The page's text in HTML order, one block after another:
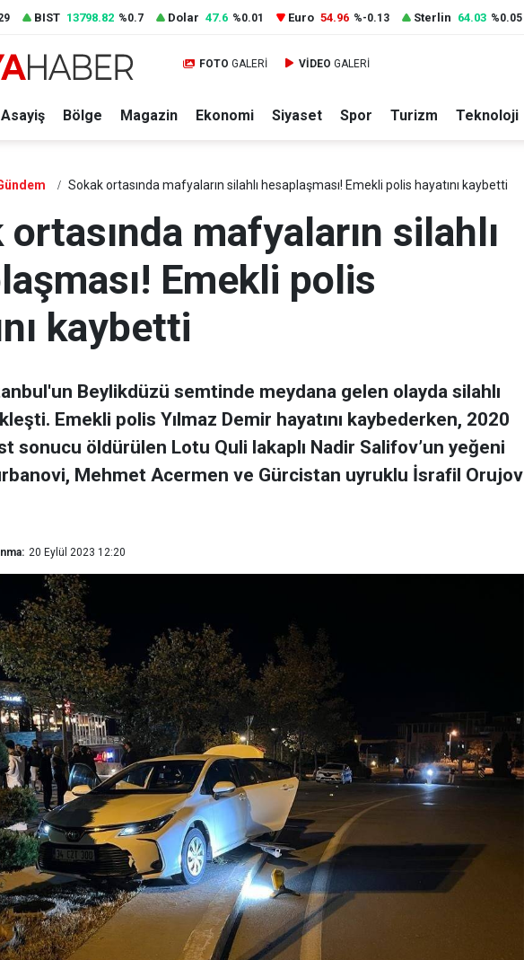
BIST 13798.82 %0.7 Dolar 47.6 %0.01 Euro 54.96 %-0.13 Sterlin 64.03 %0.05
FOTO GALERİ VİDEO GALERİ
Asayiş Bölge Magazin Ekonomi Siyaset Spor Turizm Teknoloji
Sokak ortasında mafyaların silahlı hesaplaşması! Emekli polis hayatını kaybetti
ortasında mafyaların silahlı
Emekli polis
kaybetti
Beylikdüzü semtinde meydana gelen olayda silahlı
Emekli polis Yılmaz Demir hayatını kaybederken, 2020
sonucu öldürülen Lotu Quli lakaplı Nadir Salifov’un yeğeni
Mehmet Acermen ve Gürcistan uyruklu İsrafil Orujov
20 Eylül 2023 12:20